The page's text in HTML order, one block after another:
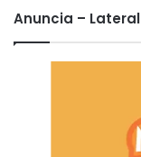
Anuncia – Lateral